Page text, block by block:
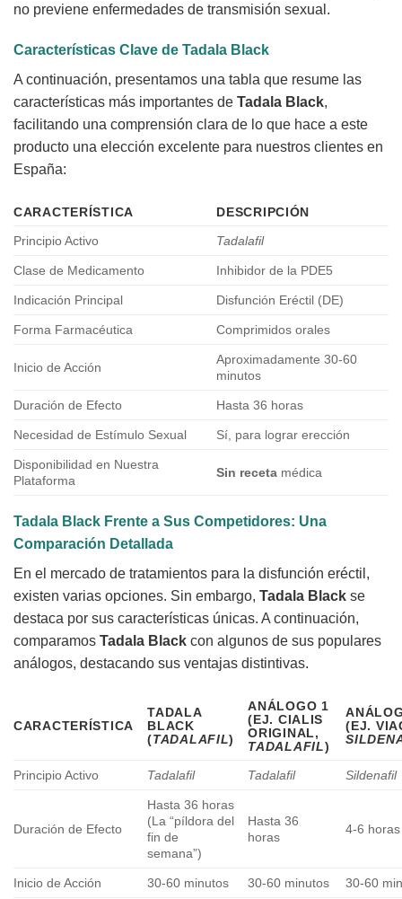
no previene enfermedades de transmisión sexual.
Características Clave de Tadala Black
A continuación, presentamos una tabla que resume las
características más importantes de Tadala Black,
facilitando una comprensión clara de lo que hace a este
producto una elección excelente para nuestros clientes en
España:
CARACTERÍSTICA
DESCRIPCIÓN
Principio Activo
Tadalafil
Clase de Medicamento Inhibidor de la PDE5
Indicación Principal Disfunción Eréctil (DE)
Forma Farmacéutica Comprimidos orales
Inicio de Acción
Aproximadamente 30-60
minutos
Duración de Efecto Hasta 36 horas
Necesidad de Estímulo Sexual Sí, para lograr erección
Disponibilidad en Nuestra
Plataforma
Sin receta médica
Tadala Black Frente a Sus Competidores: Una
Comparación Detallada
En el mercado de tratamientos para la disfunción eréctil,
existen varias opciones. Sin embargo, Tadala Black se
destaca por sus características únicas. A continuación,
comparamos Tadala Black con algunos de sus populares
análogos, destacando sus ventajas distintivas.
CARACTERÍSTICA
TADALA
BLACK
(TADALAFIL)
ANÁLOGO 1
(EJ. CIALIS
ORIGINAL,
TADALAFIL)
(EJ.
Principio Activo Tadalafil Tadalafil Sildenafil
Duración de Efecto
Hasta 36 horas
(La “píldora del
fin de
semana”)
Hasta 36
horas
4-6 horas
Inicio de Acción 30-60 minutos 30-60 minutos 30-60